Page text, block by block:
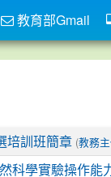
培訓班簡章 (教務
科學實驗操作能
教育部Gmail